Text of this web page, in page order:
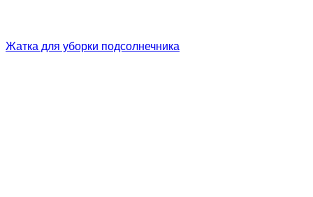
Жатка для уборки подсолнечника